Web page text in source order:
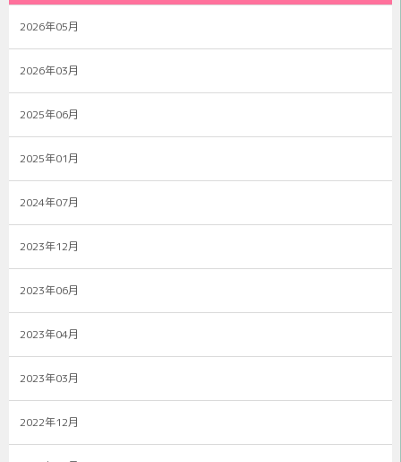
2026年05月
2026年03月
2025年06月
2025年01月
2024年07月
2023年12月
2023年06月
2023年04月
2023年03月
2022年12月